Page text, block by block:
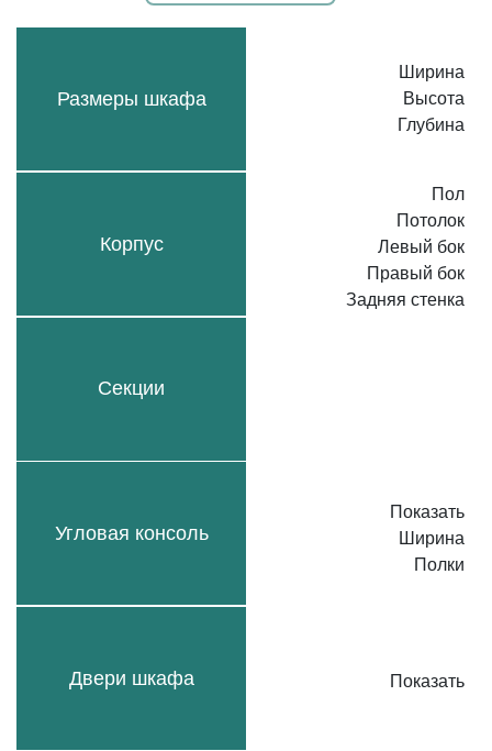
Размеры шкафа
Корпус
Секции
Угловая консоль
Двери шкафа
Ширина
Высота
Глубина
Пол
Потолок
Левый бок
Правый бок
Задняя стенка
Показать
Ширина
Полки
Показать